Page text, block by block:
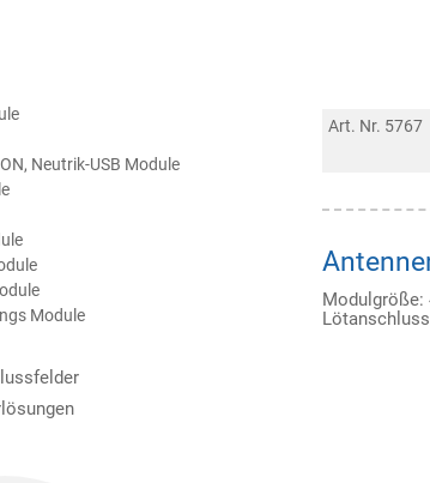
Neutrik-USB Module
Module
Art. Nr. 5767
Modulgröße:
Lötanschluss